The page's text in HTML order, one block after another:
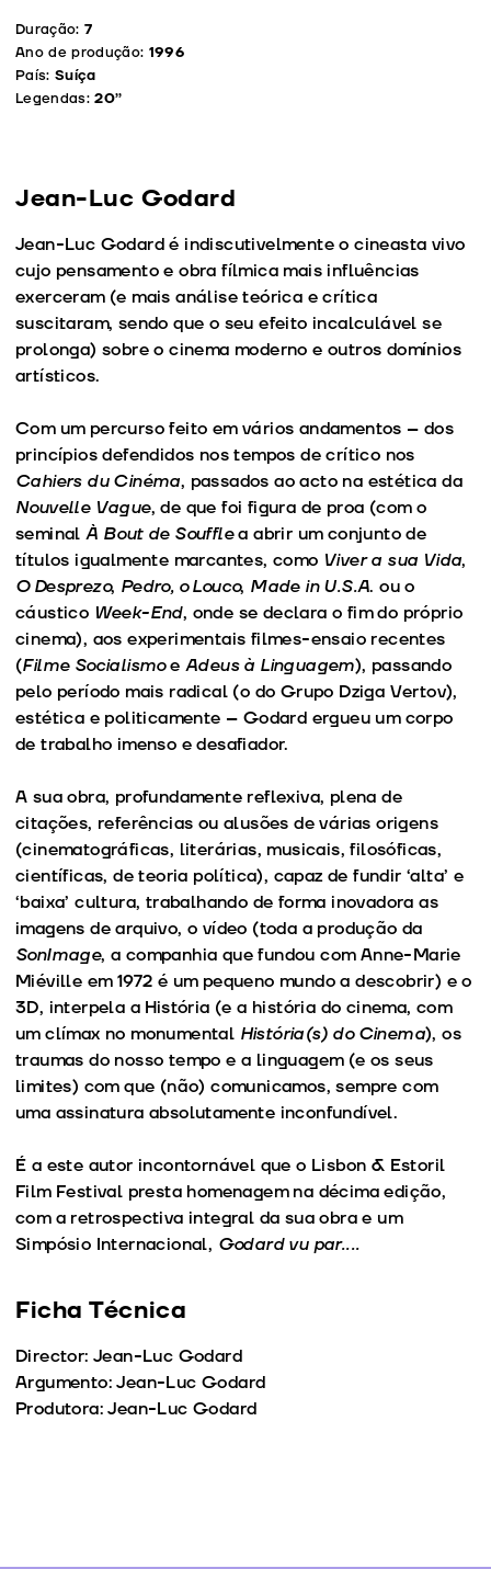
Duração: 7
Ano de produção: 1996
País: Suíça
Legendas:20’’
Jean-Luc Godard
Jean-Luc Godard é indiscutivelmente o cineasta vivo
cujo pensamento e obra fílmica mais influências
exerceram (e mais análise teórica e crítica
suscitaram, sendo que o seu efeito incalculável se
prolonga) sobre o cinema moderno e outros domínios
artísticos.
Com um percurso feito em vários andamentos – dos
princípios defendidos nos tempos de crítico nos
Cahiers du Cinéma, passados ao acto na estética da
Nouvelle Vague, de que foi figura de proa (com o
seminalÀ Bout de Soufflea abrir um conjunto de
títulos igualmente marcantes, como Viver a sua Vida,
O Desprezo, Pedro, o Louco, Made in U.S.A. ou o
cáustico Week-End, onde se declara o fim do próprio
cinema), aos experimentais filmes-ensaio recentes
(Filme SocialismoeAdeus à Linguagem), passando
pelo período mais radical (o do Grupo Dziga Vertov),
estética e politicamente – Godard ergueu um corpo
de trabalho imenso e desafiador.
A sua obra, profundamente reflexiva, plena de
citações, referências ou alusões de várias origens
(cinematográficas, literárias, musicais, filosóficas,
científicas, de teoria política), capaz de fundir ‘alta’ e
‘baixa’ cultura, trabalhando de forma inovadora as
imagens de arquivo, o vídeo (toda a produção da
SonImage, a companhia que fundou com Anne-Marie
Miéville em 1972 é um pequeno mundo a descobrir) e o
3D, interpela a História (e a história do cinema, com
um clímax no monumental História(s) do Cinema), os
traumas do nosso tempo e a linguagem (e os seus
limites) com que (não) comunicamos, sempre com
uma assinatura absolutamente inconfundível.
É a este autor incontornável que o Lisbon & Estoril
Film Festival presta homenagem na décima edição,
com a retrospectiva integral da sua obra e um
Simpósio Internacional, Godard vu par....
Ficha Técnica
Director: Jean-Luc Godard
Argumento: Jean-Luc Godard
Produtora: Jean-Luc Godard